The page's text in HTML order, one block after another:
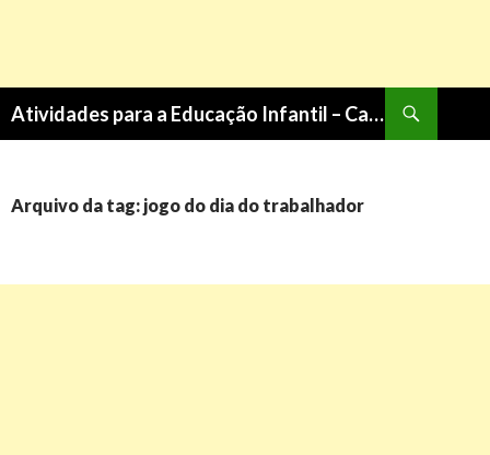
Atividades para a Educação Infantil – Cantinho do Saber
CONTEÚDO
Arquivo da tag: jogo do dia do trabalhador